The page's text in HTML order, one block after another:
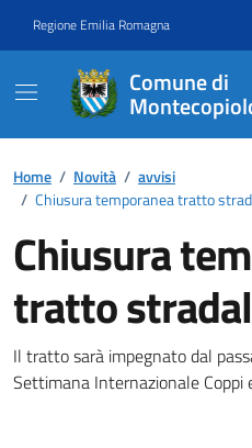
Regione Emilia Romagna
Comune di
Contenuti in
Home / Novità / avvisi
/ Chiusura temporanea tratto
Chiusura
tratto
Dettagli della
Il tratto sarà impegnato dal
Settimana Internazionale Coppi